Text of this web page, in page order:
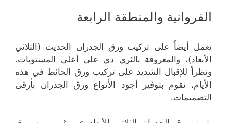
الفروانية والمنطقة الرابعة
نعمل أيضاً على تركيب ورق الجدران الحديث (الثلاثي
الأبعاد)، والمعروفة بالثري دي على أعلى المستويات.
ونظراً للإقبال الشديد على تركيب ورق الحائط في هذه
الأيام، نقوم بتوفير أجود الأنواع ورق الجدران بأرقى
التصميمات.